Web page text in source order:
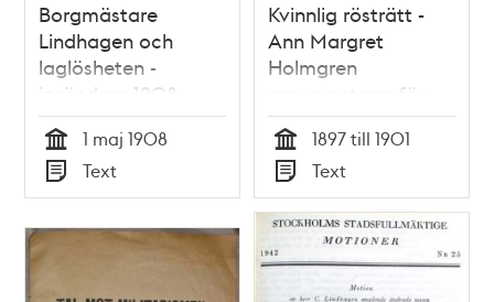
Borgmästare
Lindhagen och
laglösheten -
insändare 1908
Tid
1 maj 1908
Typ
Text
Kvinnlig rösträtt -
Ann Margret
Holmgren
argumenterar för
kvinnors rösträtt i
brev till Carl
Lindhagen
Tid
1897 till 1901
Typ
Text